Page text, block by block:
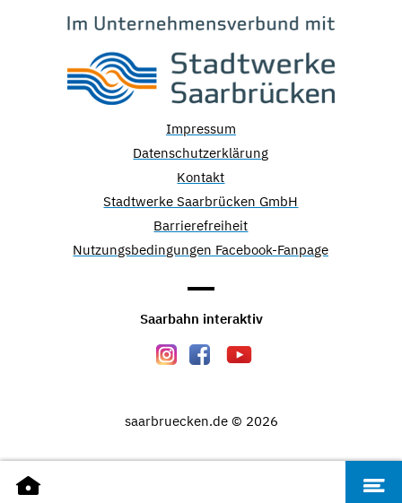
Impressum
Datenschutzerklärung
Kontakt
Stadtwerke Saarbrücken GmbH
Barrierefreiheit
Nutzungsbedingungen Facebook-Fanpage
Saarbahn interaktiv
saarbruecken.de © 2026